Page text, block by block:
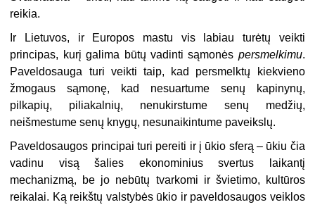
reikia.
Ir Lietuvos, ir Europos mastu vis labiau turėtų veikti
principas, kurį galima būtų vadinti sąmonės persmelkimu.
Paveldosauga turi veikti taip, kad persmelktų kiekvieno
žmogaus sąmonę, kad nesuartume senų kapinynų,
pilkapių, piliakalnių, nenukirstume senų medžių,
neišmestume senų knygų, nesunaikintume paveikslų.
Paveldosaugos principai turi pereiti ir į ūkio sferą – ūkiu čia
vadinu visą šalies ekonominius svertus laikantį
mechanizmą, be jo nebūtų tvarkomi ir švietimo, kultūros
reikalai. Ką reikštų valstybės ūkio ir paveldosaugos veiklos